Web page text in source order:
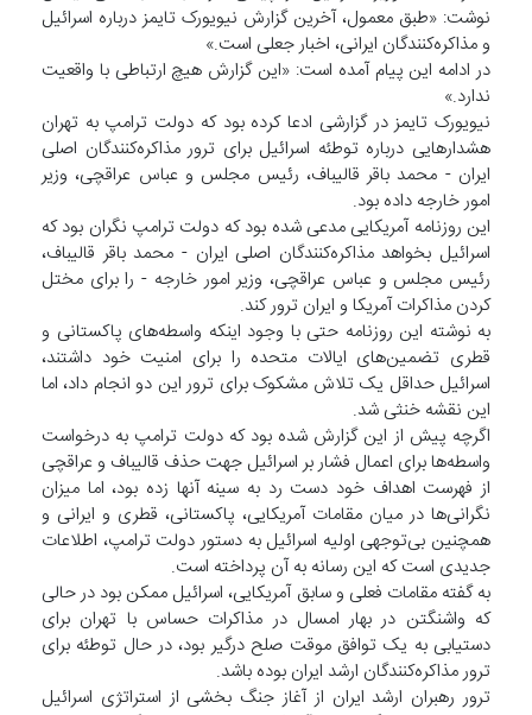
نوشت: «طبق معمول، آخرین گزارش نیویورک تایمز درباره اسرائیل
و مذاکره‌کنندگان ایرانی، اخبار جعلی است.»
در ادامه این پیام آمده است: «این گزارش هیچ ارتباطی با واقعیت
ندارد.»
نیویورک تایمز در گزارشی ادعا کرده بود که دولت ترامپ به تهران
هشدارهایی درباره توطئه اسرائیل برای ترور مذاکره‌کنندگان اصلی
ایران - محمد باقر قالیباف، رئیس مجلس و عباس عراقچی، وزیر
امور خارجه داده بود.
این روزنامه آمریکایی مدعی شده بود که دولت ترامپ نگران بود که
اسرائیل بخواهد مذاکره‌کنندگان اصلی ایران - محمد باقر قالیباف،
رئیس مجلس و عباس عراقچی، وزیر امور خارجه - را برای مختل
کردن مذاکرات آمریکا و ایران ترور کند.
به نوشته این روزنامه حتی با وجود اینکه واسطه‌های پاکستانی و
قطری تضمین‌های ایالات متحده را برای امنیت خود داشتند،
اسرائیل حداقل یک تلاش مشکوک برای ترور این دو انجام داد، اما
این نقشه خنثی شد.
اگرچه پیش از این گزارش شده بود که دولت ترامپ به درخواست
واسطه‌ها برای اعمال فشار بر اسرائیل جهت حذف قالیباف و عراقچی
از فهرست اهداف خود دست رد به سینه آنها زده بود، اما میزان
نگرانی‌ها در میان مقامات آمریکایی، پاکستانی، قطری و ایرانی و
همچنین بی‌توجهی اولیه اسرائیل به دستور دولت ترامپ، اطلاعات
جدیدی است که این رسانه به آن پرداخته است.
به گفته مقامات فعلی و سابق آمریکایی، اسرائیل ممکن بود در حالی
که واشنگتن در بهار امسال در مذاکرات حساس با تهران برای
دستیابی به یک توافق موقت صلح درگیر بود، در حال توطئه برای
ترور مذاکره‌کنندگان ارشد ایران بوده باشد.
ترور رهبران ارشد ایران از آغاز جنگ بخشی از استراتژی اسرائیل